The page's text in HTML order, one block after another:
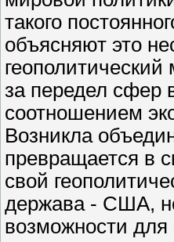
такого
объясняют это
за передел сфер
соотношением
Возникла
превращается в
свой
держава - США,
возможности